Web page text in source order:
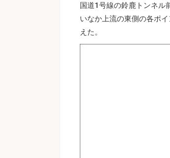
国道1号線の鈴鹿トンネル
いなか上流の東側の各ポ
えた。